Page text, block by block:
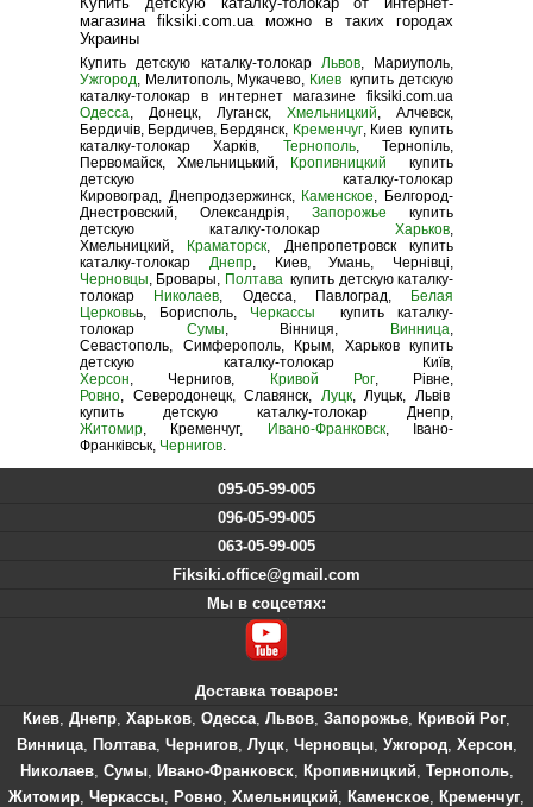
магазина fiksiki.com.ua можно в таких городах
Украины
Купить детскую каталку-толокар Львов, Мариуполь,
Ужгород, Мелитополь, Мукачево, Киев купить детскую
каталку-толокар в интернет магазине fiksiki.com.ua
Одесса, Донецк, Луганск, Хмельницкий, Алчевск,
Бердичів, Бердичев, Бердянск, Кременчуг, Киев купить
каталку-толокар Харків, Тернополь, Тернопіль,
Первомайск, Хмельницький,
Кропивницкий купить
детскую каталку-толокар
Кировоград, Днепродзержинск, Каменское, Белгород-
Днестровский, Олександрія, Запорожье купить
детскую каталку-толокар Харьков,
Хмельницкий, Краматорск, Днепропетровск купить
каталку-толокар Днепр, Киев, Умань, Чернівці,
Черновцы, Бровары, Полтавакупить детскую каталку-
толокар Николаев, Одесса, Павлоград, Белая
Церковьь, Борисполь, Черкассы купить каталку-
толокар Сумы, Вінниця, Винница,
Севастополь, Симферополь, Крым, Харьков купить
детскую каталку-толокар Київ,
Херсон, Чернигов, Кривой Рог, Рівне,
Ровно, Северодонецк, Славянск, Луцк, Луцьк, Львів
купить детскую каталку-толокар Днепр,
Житомир, Кременчуг, Ивано-Франковск, Івано-
Франківськ, Чернигов.
095-05-99-005
096-05-99-005
063-05-99-005
Fiksiki.office@gmail.com
Мы в соцсетях:
Доставка товаров:
Киев Днепр Харьков Одесса Львов Запорожье Кривой Рог
Винница, Полтава, Чернигов, Луцк, Черновцы, Ужгород, Херсон
Николаев, Сумы, Ивано-Франковск, Кропивницкий Тернополь,
Житомир Черкассы Ровно Хмельницкий Каменское Кременчуг